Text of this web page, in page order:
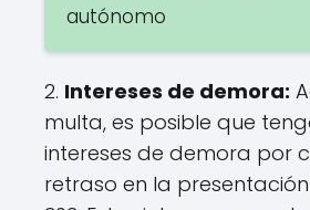
autónomo
2. Intereses de demora:
multa, es posible que
intereses de demora por
retraso en la